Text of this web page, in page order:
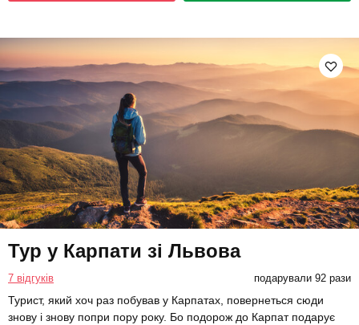
Тур у Карпати зі Львова
7 відгуків подарували 92 рази
Турист, який хоч раз побував у Карпатах, повернеться сюди
знову і знову попри пору року. Бо подорож до Карпат подарує